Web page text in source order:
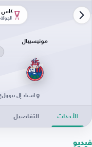
الجولة 1
مونيسيبال
استاد إل تيربول
الأحداث التفاصيل
فيديو